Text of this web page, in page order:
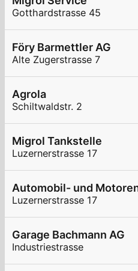
Gotthardstrasse 45
Föry Barmettler AG
Alte Zugerstrasse 7
Agrola
Schiltwaldstr. 2
Migrol Tankstelle
Luzernerstrasse 17
Luzernerstrasse 17
Garage Bachmann AG
Industriestrasse